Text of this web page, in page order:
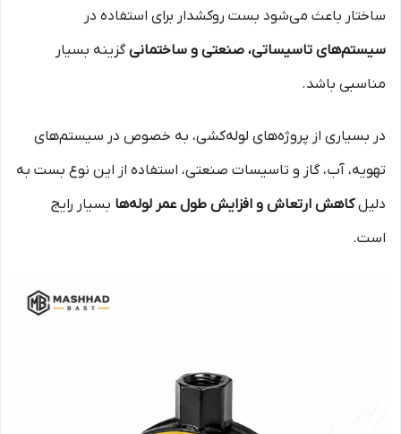
ساختار باعث می‌شود بست روکشدار برای استفاده در
سیستم‌های تاسیساتی، صنعتی و ساختمانیگزینه بسیار
مناسبی باشد.
در بسیاری از پروژه‌های لوله‌کشی، به خصوص در سیستم‌های
تهویه، آب، گاز و تاسیسات صنعتی، استفاده از این نوع بست به
دلیلکاهش ارتعاش و افزایش طول عمر لوله‌ها بسیار رایج
است.